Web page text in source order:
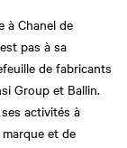
à Chanel de
pas à sa
de fabricants
Group et Ballin.
activités à
et de